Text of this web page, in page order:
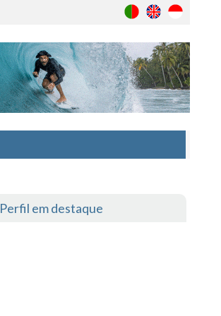
Perfil em destaque